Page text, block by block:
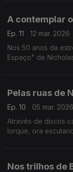
A contemplar
Ep. 11
12 mar. 2026
Nos 50 anos da
Espaço" de
Pelas ruas de
Ep. 10
05 mar. 2026
Através de discos
Iorque, ora
Nos trilhos de